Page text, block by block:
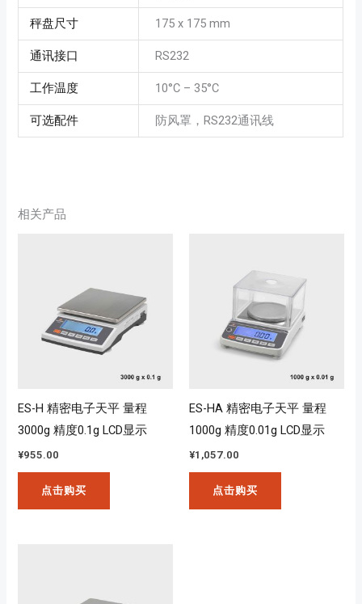
秤盘尺寸 175 x 175 mm
通讯接口 RS232
工作温度 10°C – 35°C
可选配件 防风罩，RS232通讯线
相关产品
ES-H 精密电子天平 量程
3000g 精度0.1g LCD显示
¥955.00
点击购买
ES-HA 精密电子天平 量程
1000g 精度0.01g LCD显示
¥1,057.00
点击购买